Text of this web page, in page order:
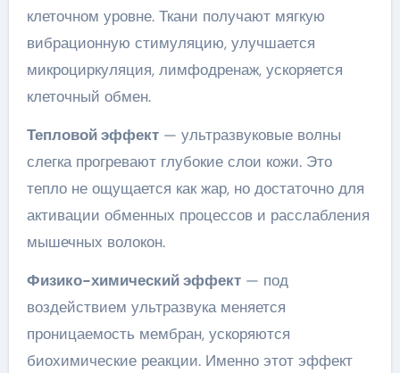
клеточном уровне. Ткани получают мягкую
вибрационную стимуляцию, улучшается
микроциркуляция, лимфодренаж, ускоряется
клеточный обмен.
Тепловой эффект— ультразвуковые волны
слегка прогревают глубокие слои кожи. Это
тепло не ощущается как жар, но достаточно для
активации обменных процессов и расслабления
мышечных волокон.
Физико-химический эффект— под
воздействием ультразвука меняется
проницаемость мембран, ускоряются
биохимические реакции. Именно этот эффект